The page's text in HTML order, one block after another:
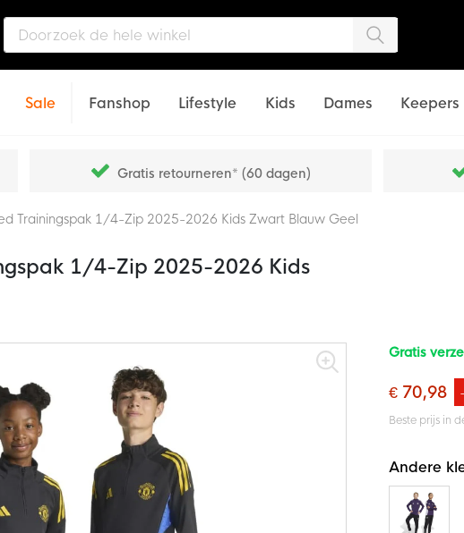
Sale Fanshop Lifestyle Kids Dames Keepers
Gratis retourneren* (60 dagen)
Trainingspak 1/4-Zip 2025-2026 Kids Zwart Blauw Geel
1/4-Zip 2025-2026 Kids
Gratis
€ 70,98
Beste prijs in
Andere